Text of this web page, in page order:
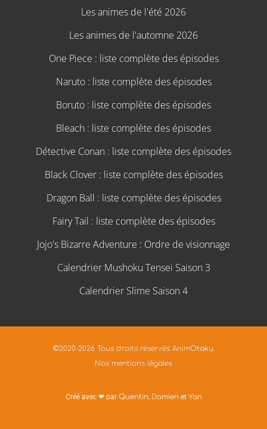
Les animes de l'été 2026
Les animes de l'automne 2026
One Piece : liste complète des épisodes
Naruto : liste complète des épisodes
Boruto : liste complète des épisodes
Bleach : liste complète des épisodes
Détective Conan : liste complète des épisodes
Black Clover : liste complète des épisodes
Dragon Ball : liste complète des épisodes
Fairy Tail : liste complète des épisodes
Jojo's Bizarre Adventure : Ordre de visionnage
Calendrier Mushoku Tensei Saison 3
Calendrier Slime Saison 4
©2020-2026 Tous droits réservés AnimOtaku.
Nos mentions légales
Créé avec ❤ par Quentin, Damienet Yan